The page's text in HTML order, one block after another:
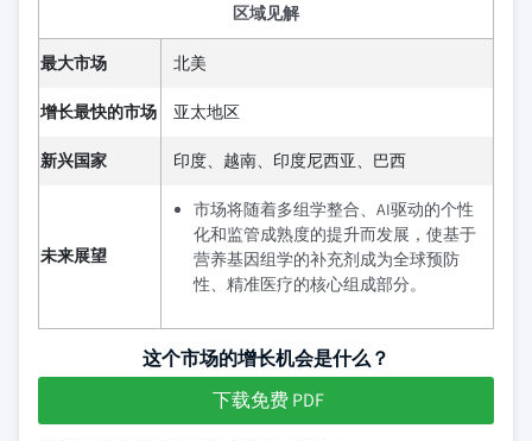
区域见解
最大市场 北美
增长最快的市场 亚太地区
新兴国家 印度、越南、印度尼西亚、巴西
未来展望
市场将随着多组学整合、AI驱动的个性
化和监管成熟度的提升而发展，使基于
营养基因组学的补充剂成为全球预防
性、精准医疗的核心组成部分。
这个市场的增长机会是什么？
下载免费 PDF